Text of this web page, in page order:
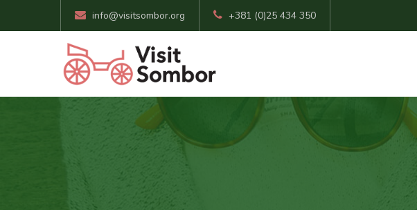
info@visitsombor.org +381 (0)25 434 350